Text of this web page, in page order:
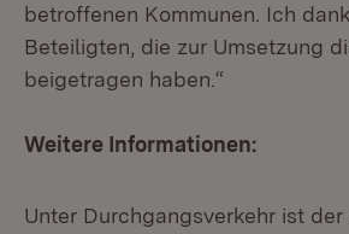
betroffenen Kommunen. Ich
Beteiligten, die zur Umsetzung
beigetragen haben.“
Weitere Informationen:
Unter Durchgangsverkehr ist